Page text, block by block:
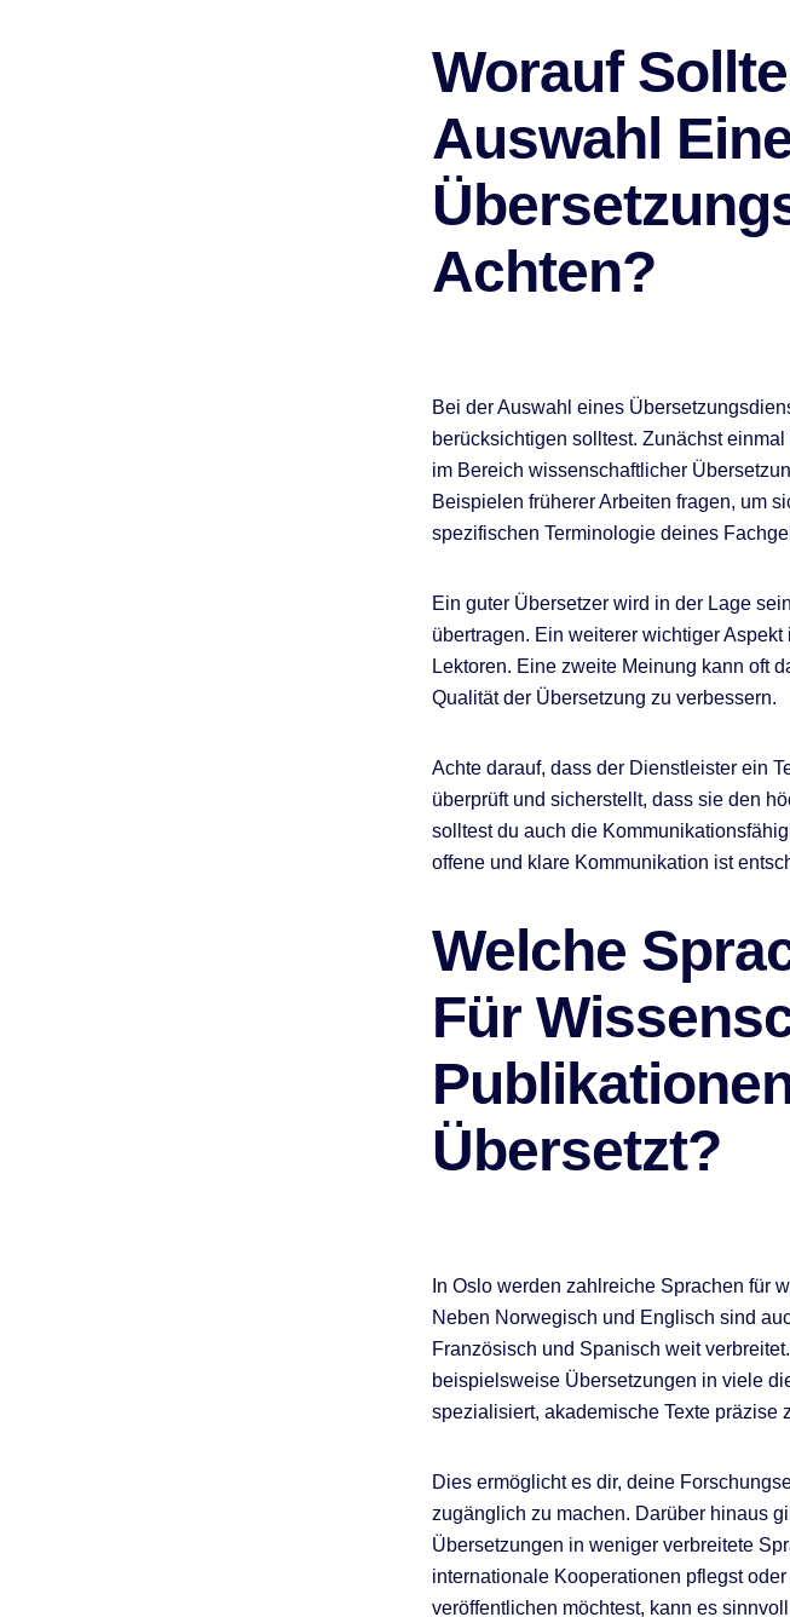
Worauf
Auswahl
Achten?
Bei der Auswahl eines
berücksichtigen solltest. Zunächst
im Bereich wissenschaftlicher
Beispielen früherer Arbeiten fragen, um
spezifischen Terminologie deines
Ein guter Übersetzer wird in der Lage
übertragen. Ein weiterer wichtiger
Lektoren. Eine zweite Meinung kann oft
Qualität der Übersetzung zu verbessern.
Achte darauf, dass der Dienstleister ein
überprüft und sicherstellt, dass sie den
solltest du auch die
offene und klare Kommunikation ist
Welche
Für
Übersetzt?
In Oslo werden zahlreiche Sprachen für
Neben Norwegisch und Englisch sind
Französisch und Spanisch weit
beispielsweise Übersetzungen in viele
spezialisiert, akademische Texte präzise
Dies ermöglicht es dir, deine
zugänglich zu machen. Darüber hinaus
Übersetzungen in weniger verbreitete
internationale Kooperationen pflegst
veröffentlichen möchtest, kann es